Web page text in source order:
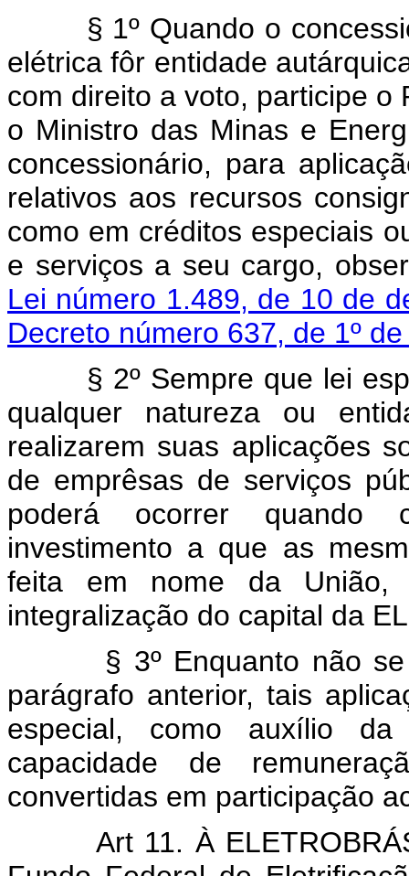
§ 1º Quando o
elétrica fôr entidade
com direito a voto, participe o
o Ministro das Minas e
concessionário, para
relativos aos recursos
como em créditos especiais
e serviços a seu cargo,
Lei número 1.489, de 10 de
Decreto número 637, de 1º
§ 2º Sempre que lei
qualquer natureza ou
realizarem suas aplicações
de emprêsas de serviços
poderá ocorrer quando
investimento a que as
feita em nome da
integralização do capital da
§ 3º Enquanto não se
parágrafo anterior, tais
especial, como auxílio
capacidade de
convertidas em participação
Art 11. À